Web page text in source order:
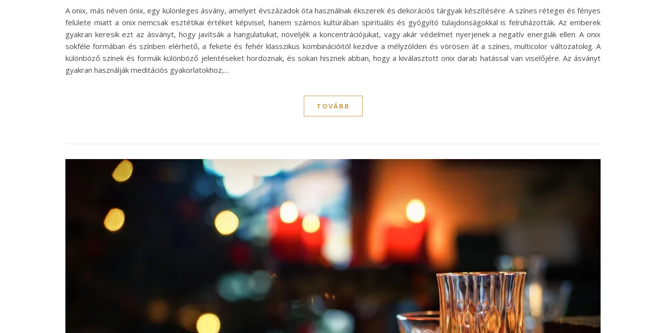
A onix, más néven ónix, egy különleges ásvány, amelyet évszázadok óta használnak ékszerek és dekorációs tárgyak készítésére. A színes rétegei és fényes
felülete miatt a onix nemcsak esztétikai értéket képvisel, hanem számos kultúrában spirituális és gyógyító tulajdonságokkal is felruházották. Az emberek
gyakran keresik ezt az ásványt, hogy javítsák a hangulatukat, növeljék a koncentrációjukat, vagy akár védelmet nyerjenek a negatív energiák ellen. A onix
sokféle formában és színben elérhető, a fekete és fehér klasszikus kombinációitól kezdve a mélyzölden és vörösen át a színes, multicolor változatokig. A
különböző színek és formák különböző jelentéseket hordoznak, és sokan hisznek abban, hogy a kiválasztott onix darab hatással van viselőjére. Az ásványt
gyakran használják meditációs gyakorlatokhoz,…
TOVÁBB